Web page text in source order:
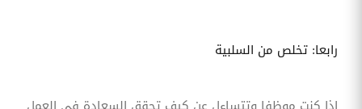
رابعا: تخلص من السلبية